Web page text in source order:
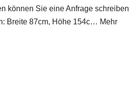
können Sie eine Anfrage schreiben
Breite 87cm, Höhe 154c… Mehr